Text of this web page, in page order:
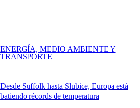
Desde Suffolk hasta Słubice, Europa está
batiendo récords de temperatura
ENERGÍA, MEDIO AMBIENTE Y
TRANSPORTE